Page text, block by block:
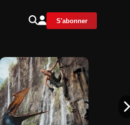
S'abonner